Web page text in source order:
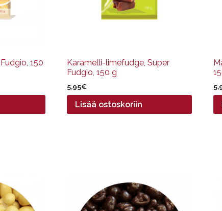
150
Karamelli-limefudge, Super
Fudgio, 150 g
5,95€
Lisää ostoskoriin
tuotteella